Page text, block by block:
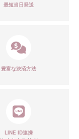
最短当日発送
豊富な決済方法
LINE ID連携